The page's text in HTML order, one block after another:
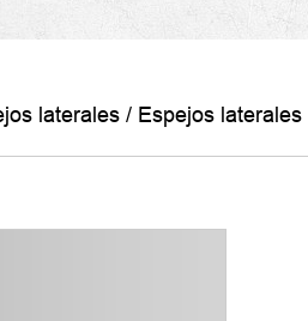
laterales / Espejos laterales